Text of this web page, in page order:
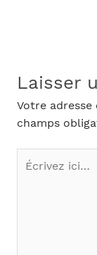
Laisser
Votre adresse
champs
Écrivez
ici…